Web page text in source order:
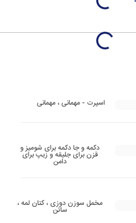
اسپرت - مهمانی ، مهمانی
دکمه و جا دکمه برای شومیز و
قزن برای جلیقه و زیپ برای
دامن
مخمل سوزن دوزی ، کتان لمه ،
ساتن